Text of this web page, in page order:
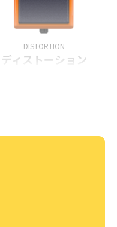
DISTORTION
ディストーション